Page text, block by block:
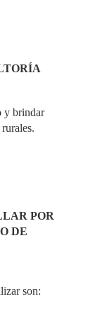
y brindar
POR
DE
son: